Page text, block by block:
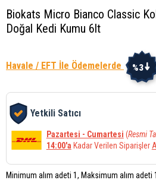
Biokats Micro Bianco Classic
Doğal Kedi Kumu 6lt
Havale / EFT İle Ödemelerde %3
Yetkili Satıcı
Pazartesi - Cumartesi (Resmi
14:00'a Kadar Verilen Siparişler
Minimum alım adeti 1, Maksimum alım adeti 1